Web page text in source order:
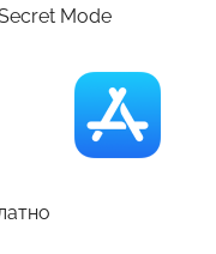
Mode